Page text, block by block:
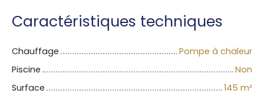
Caractéristiques techniques
Chauffage
Pompe à chaleur
Piscine
Non
Surface
145 m²